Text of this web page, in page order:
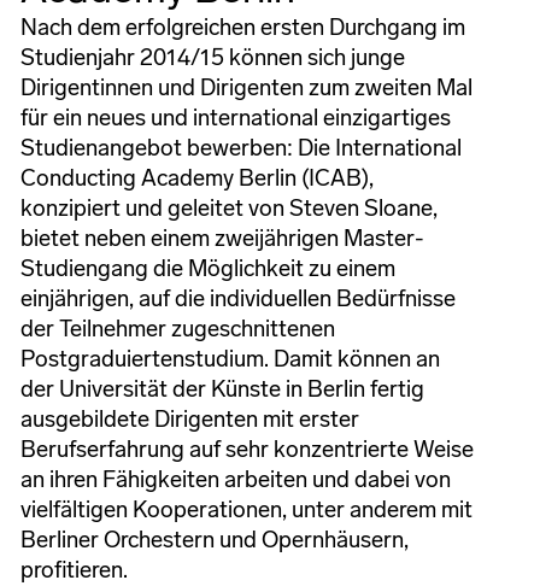
Nach dem erfolgreichen ersten Durchgang im
Studienjahr 2014/15 können sich junge
Dirigentinnen und Dirigenten zum zweiten Mal
für ein neues und international einzigartiges
Studienangebot bewerben: Die International
Conducting Academy Berlin (ICAB),
konzipiert und geleitet von Steven Sloane,
bietet neben einem zweijährigen Master-
Studiengang die Möglichkeit zu einem
einjährigen, auf die individuellen Bedürfnisse
der Teilnehmer zugeschnittenen
Postgraduiertenstudium. Damit können an
der Universität der Künste in Berlin fertig
ausgebildete Dirigenten mit erster
Berufserfahrung auf sehr konzentrierte Weise
an ihren Fähigkeiten arbeiten und dabei von
vielfältigen Kooperationen, unter anderem mit
Berliner Orchestern und Opernhäusern,
profitieren.